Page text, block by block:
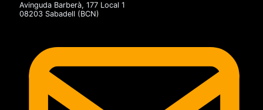
Avinguda Barberà, 177 Local 1
08203 Sabadell (BCN)